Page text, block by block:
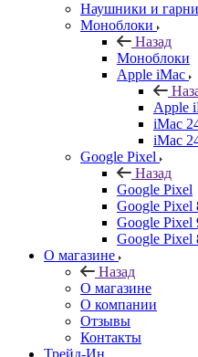
Наушники и
Моноблоки
Назад
Моноблоки
Apple iMac
Apple
iMac
iMac
Google Pixel
Назад
Google Pixel
Google Pixel
Google Pixel
Google Pixel
О магазине
Назад
О магазине
О компании
Отзывы
Контакты
Трейд-Ин